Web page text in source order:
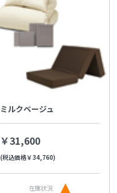
ミルクベージュ
￥31,600
(税込価格￥34,760)
在庫状況